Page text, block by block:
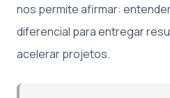
nos permite afirmar:
diferencial para entregar
acelerar projetos.